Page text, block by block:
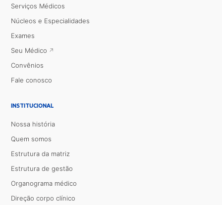
Serviços Médicos
Núcleos e Especialidades
Exames
Seu Médico
Convênios
Fale conosco
INSTITUCIONAL
Nossa história
Quem somos
Estrutura da matriz
Estrutura de gestão
Organograma médico
Direção corpo clínico